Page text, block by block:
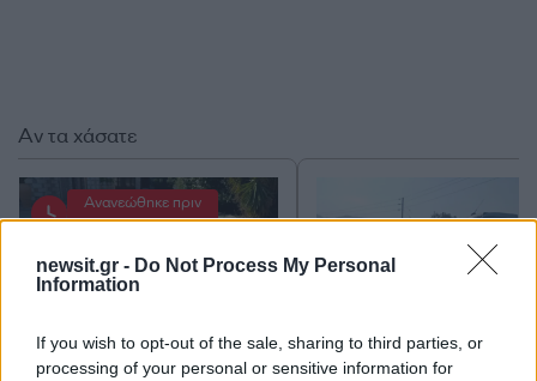
newsit.gr - Do Not Process My Personal
Information
If you wish to opt-out of the sale, sharing to third parties, or
processing of your personal or sensitive information for
Αν τα χάσατε
Ανανεώθηκε πριν
5 λεπτά